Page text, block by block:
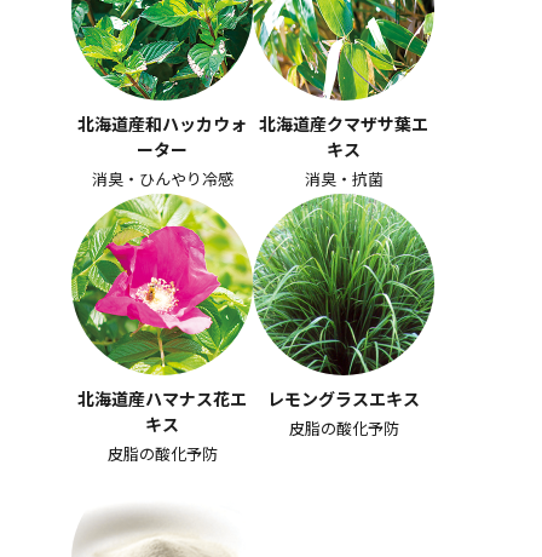
北海道産和ハッカウォ
ーター
消臭・ひんやり冷感
北海道産クマザサ葉エ
キス
消臭・抗菌
北海道産ハマナス花エ
キス
皮脂の酸化予防
レモングラスエキス
皮脂の酸化予防